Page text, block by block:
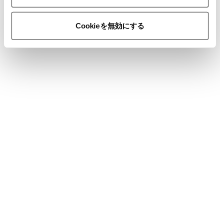
「Cookieを設定する」をクリックしてください。
Cookieを無効にする